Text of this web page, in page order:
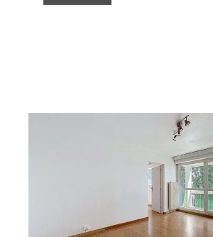
Appartement F4 à vendre
44 900 €